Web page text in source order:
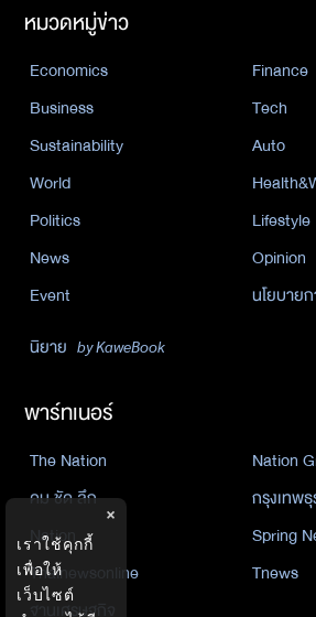
หมวดหมู่ข่าว
Economics
Finance
Business
Tech
Sustainability
Auto
World
Politics
Lifestyle
News
Opinion
Event
นโยบาย
นิยาย by KaweBook
พาร์ทเนอร์
The Nation
Nation
คม ชัด ลึก
กรุงเทพ
Nation
Spring
Thainewsonline
Tnews
ฐานเศรษฐกิจ
×
เราใช้คุกกี้
เพื่อให้
เว็บไซต์